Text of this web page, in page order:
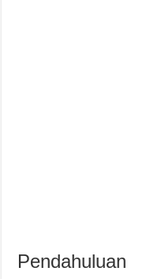
Pendahuluan